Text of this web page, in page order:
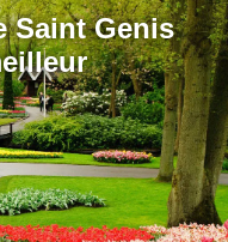
Saint Genis